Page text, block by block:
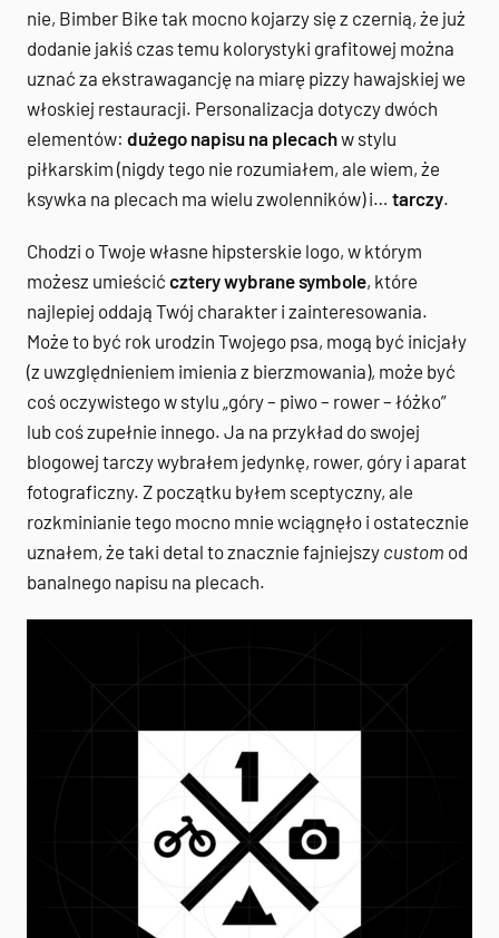
nie, Bimber Bike tak mocno kojarzy się z czernią, że już
dodanie jakiś czas temu kolorystyki grafitowej można
uznać za ekstrawagancję na miarę pizzy hawajskiej we
włoskiej restauracji. Personalizacja dotyczy dwóch
elementów: dużego napisu na plecachw stylu
piłkarskim (nigdy tego nie rozumiałem, ale wiem, że
ksywka na plecach ma wielu zwolenników) i… tarczy.
Chodzi o Twoje własne hipsterskie logo, w którym
możesz umieścić cztery wybrane symbole, które
najlepiej oddają Twój charakter i zainteresowania.
Może to być rok urodzin Twojego psa, mogą być inicjały
(z uwzględnieniem imienia z bierzmowania), może być
coś oczywistego w stylu „góry – piwo – rower – łóżko”
lub coś zupełnie innego. Ja na przykład do swojej
blogowej tarczy wybrałem jedynkę, rower, góry i aparat
fotograficzny. Z początku byłem sceptyczny, ale
rozkminianie tego mocno mnie wciągnęło i ostatecznie
uznałem, że taki detal to znacznie fajniejszy custom od
banalnego napisu na plecach.